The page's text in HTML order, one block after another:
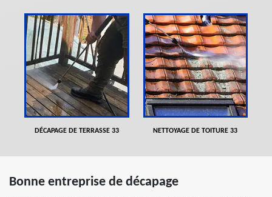
DÉCAPAGE DE TERRASSE 33 NETTOYAGE DE TOITURE 33
Bonne entreprise de décapage